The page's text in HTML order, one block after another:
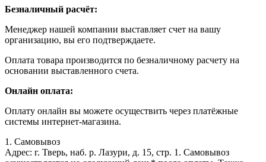
Безналичный расчёт:
Менеджер нашей компании выставляет счет на вашу
организацию, вы его подтверждаете.
Оплата товара производится по безналичному расчету на
основании выставленного счета.
Онлайн оплата:
Оплату онлайн вы можете осуществить через платёжные
системы интернет-магазина.
1. Самовывоз
Адрес: г. Тверь, наб. р. Лазури, д. 15, стр. 1. Самовывоз